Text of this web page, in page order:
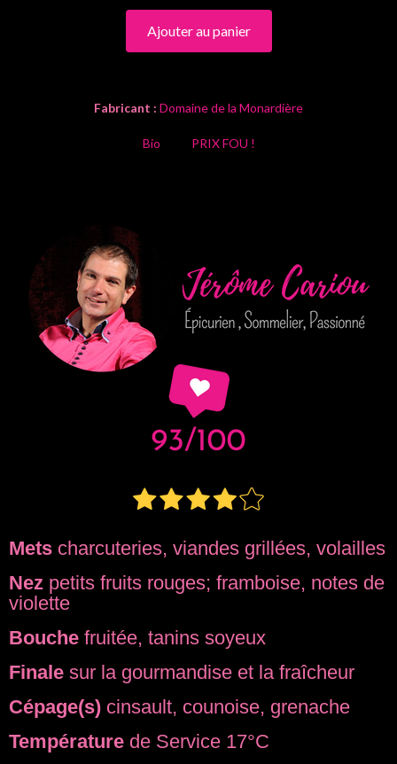
Ajouter au panier
Fabricant : Domaine de la Monardière
Bio PRIX FOU !
Mets charcuteries, viandes grillées, volailles
Nez petits fruits rouges; framboise, notes de
violette
Bouche fruitée, tanins soyeux
Finale sur la gourmandise et la fraîcheur
Cépage(s) cinsault, counoise, grenache
Température de Service 17°C